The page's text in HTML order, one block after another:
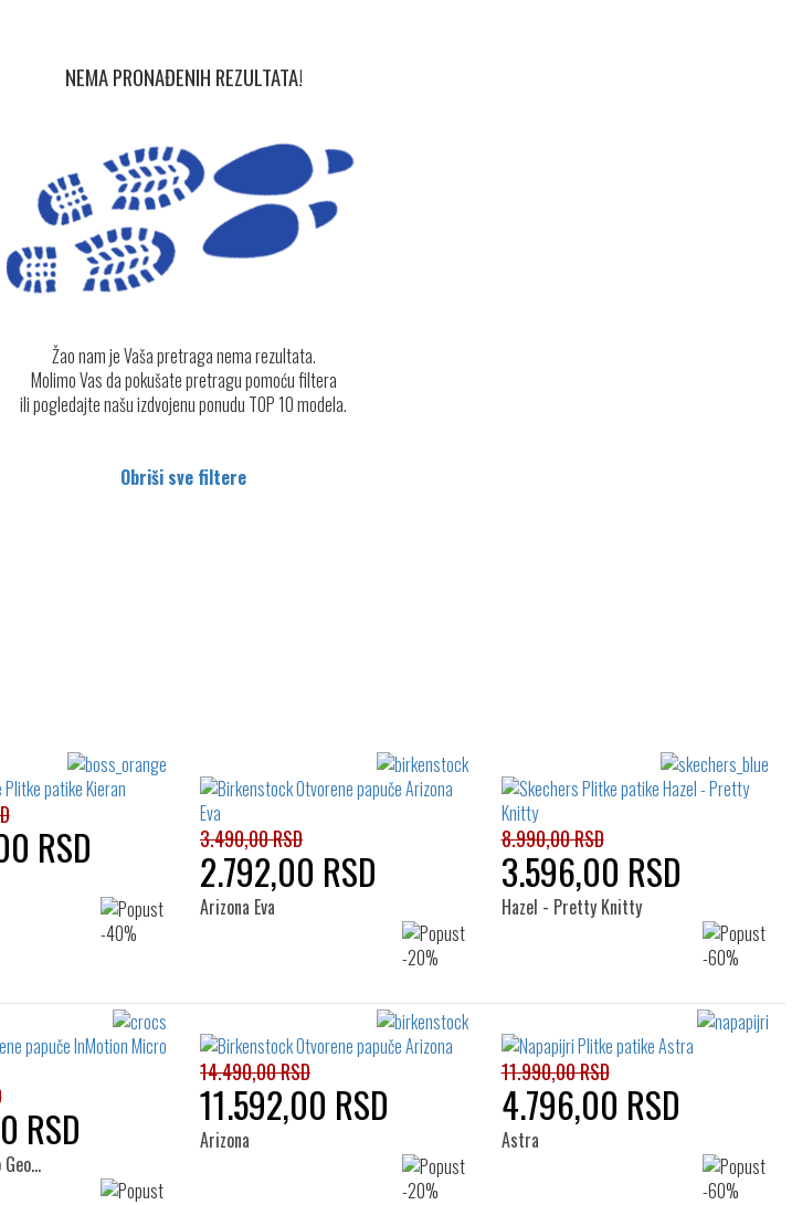
NEMA PRONAĐENIH REZULTATA!
Žao nam je Vaša pretraga nema rezultata.
Molimo Vas da pokušate pretragu pomoću filtera
ili pogledajte našu izdvojenu ponudu TOP 10 modela.
Obriši sve filtere
RSD 3.490,00 RSD
2.792,00 RSD
Arizona Eva
8.990,00 RSD
3.596,00 RSD
Hazel - Pretty Knitty
RSD
14.490,00 RSD
11.592,00 RSD
Arizona
11.990,00 RSD
4.796,00 RSD
Astra